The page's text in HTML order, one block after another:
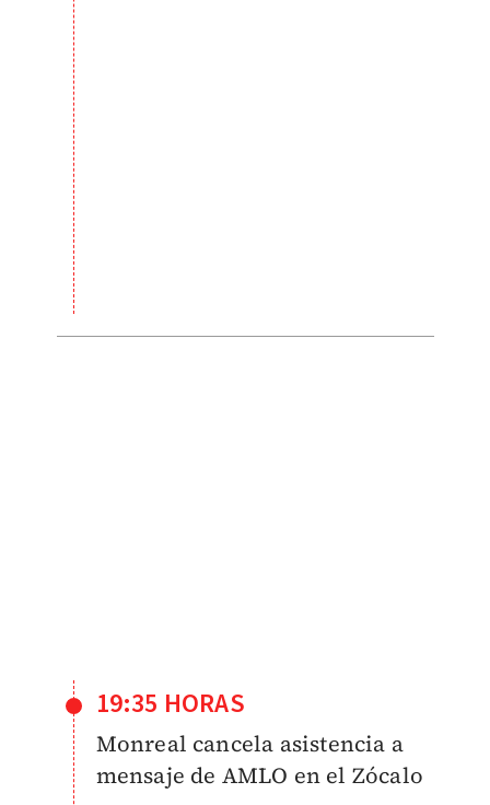
19:35 HORAS
Monreal cancela asistencia a
mensaje de AMLO en el Zócalo